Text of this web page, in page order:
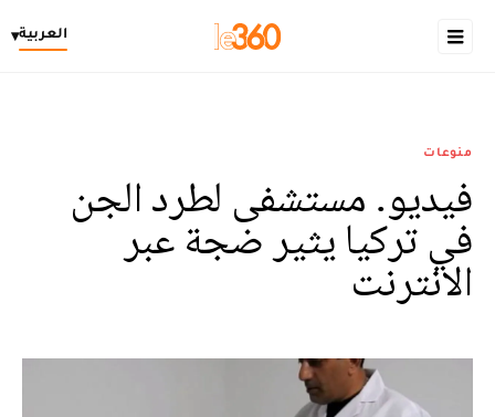
العربية▾
منوعات
فيديو. مستشفى لطرد الجن
في تركيا يثير ضجة عبر
الانترنت